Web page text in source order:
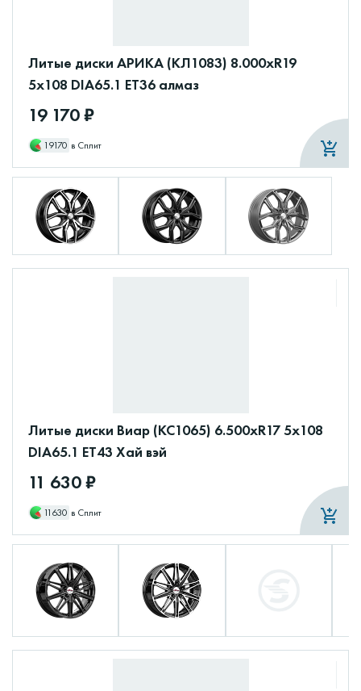
Литые диски АРИКА (КЛ1083) 8.000xR19
5x108 DIA65.1 ET36 алмаз
19 170 ₽
19170 в Сплит
Литые диски Виар (КС1065) 6.500xR17 5x108
DIA65.1 ET43 Хай вэй
11 630 ₽
11630 в Сплит